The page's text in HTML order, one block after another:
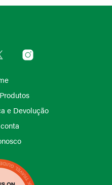
e Devolução